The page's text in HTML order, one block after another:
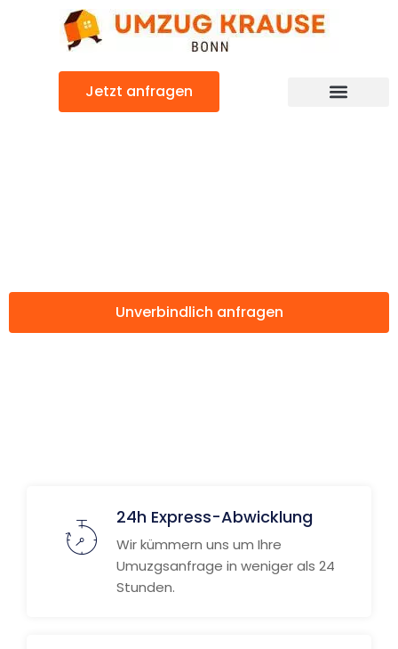
Jetzt anfragen
Unverbindlich anfragen
24h Express-Abwicklung
Wir kümmern uns um Ihre
Umuzgsanfrage in weniger als 24
Stunden.